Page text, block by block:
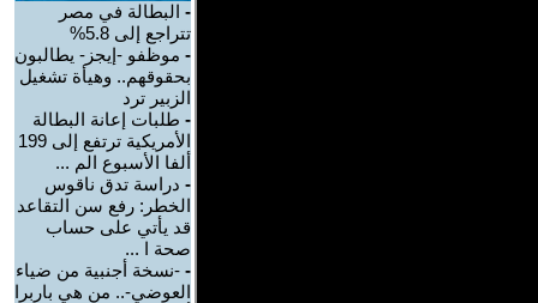
- البطالة في مصر
تتراجع إلى 5.8%
- موظفو -إيجز- يطالبون
بحقوقهم.. وهيأة تشغيل
الزبير ترد
- طلبات إعانة البطالة
الأمريكية ترتفع إلى 199
ألفا الأسبوع الم ...
- دراسة تدق ناقوس
الخطر: رفع سن التقاعد
قد يأتي على حساب
صحة ا ...
- -نسخة أجنبية من ضياء
العوضي-.. من هي باربرا